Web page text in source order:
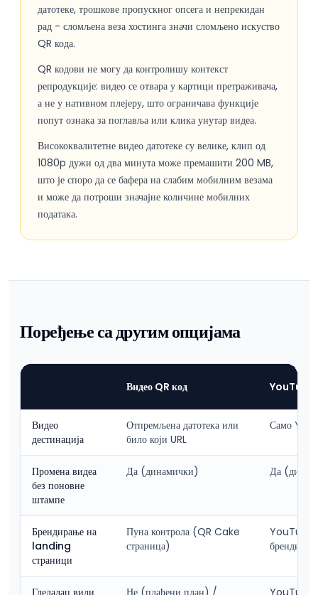
датотеке, трошкове пропускног опсега и непрекидан
рад - сломљена веза хостинга значи сломљено искуство
QR кода.
QR кодови не могу да контролишу контекст
репродукције: видео се отвара у картици претраживача,
а не у нативном плејеру, што ограничава функције
попут ознака за поглавља или клика унутар видеа.
Висококвалитетне видео датотеке су велике, клип од
1080p дужи од два минута може премашити 200 MB,
што је споро да се бафера на слабим мобилним везама
и може да потроши значајне количине мобилних
података.
Поређење са другим опцијама
Видео QR код YouTube
Видео
дестинација
Отпремљена датотека или
било који URL
Само
Промена видеа
без поновне
штампе
Да (динамички) Да
Брендирање на
landing
страници
Пуна контрола (QR Cake
страница)
YouTube
Гледалац види
Не (плаћени план) /
YouTube